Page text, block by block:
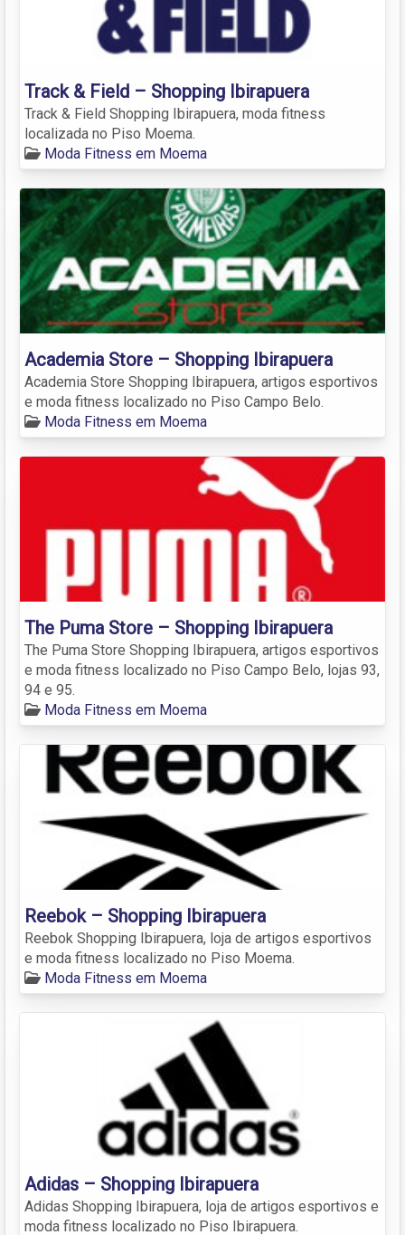
Track & Field – Shopping Ibirapuera
Track & Field Shopping Ibirapuera, moda fitness
localizada no Piso Moema.
Moda Fitness em Moema
Academia Store – Shopping Ibirapuera
Academia Store Shopping Ibirapuera, artigos esportivos
e moda fitness localizado no Piso Campo Belo.
Moda Fitness em Moema
The Puma Store – Shopping Ibirapuera
The Puma Store Shopping Ibirapuera, artigos esportivos
e moda fitness localizado no Piso Campo Belo, lojas 93,
94 e 95.
Moda Fitness em Moema
Reebok – Shopping Ibirapuera
Reebok Shopping Ibirapuera, loja de artigos esportivos
e moda fitness localizado no Piso Moema.
Moda Fitness em Moema
Adidas – Shopping Ibirapuera
Adidas Shopping Ibirapuera, loja de artigos esportivos e
moda fitness localizado no Piso Ibirapuera.